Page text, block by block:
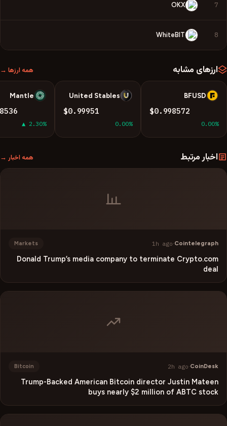
7
OKX
8
WhiteBIT
ارزهای مشابه همه ارزها →
B
BFUSD
$0.998572
0.00%
U
United Stables
$0.99951
0.00%
M
Mantle
▲ 2.30%
اخبار مرتبط همه اخبار →
Cointelegraph
·
1h ago
Markets
Donald Trump’s media company to terminate Crypto.com
deal
CoinDesk
·
2h ago
Bitcoin
Trump-Backed American Bitcoin director Justin Mateen
buys nearly $2 million of ABTC stock